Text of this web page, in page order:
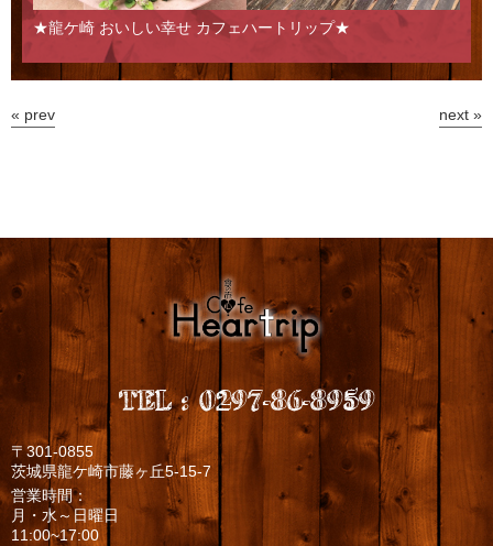
★龍ケ崎 おいしい幸せ カフェハートリップ★
« prev next »
TEL:0297-86-8959
〒301-0855
茨城県龍ケ崎市藤ヶ丘5-15-7
営業時間：
月・水～日曜日
11:00~17:00